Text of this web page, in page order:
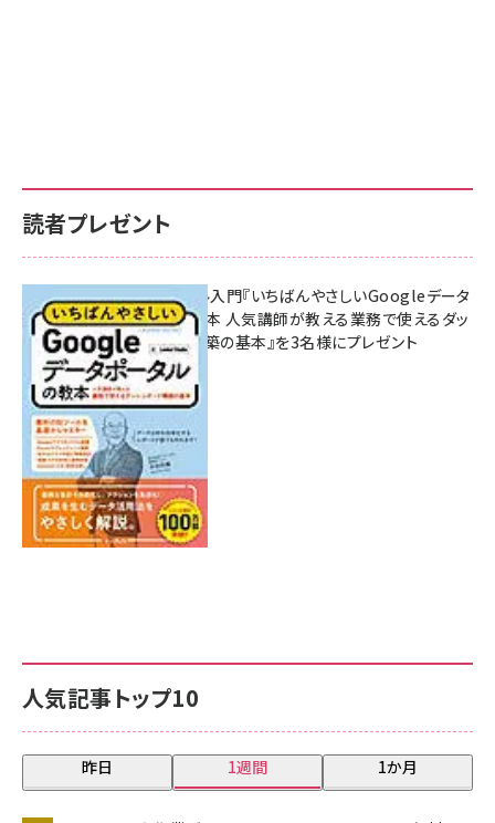
人気記事トップ10
昨日 1週間 1か月
読者プレゼント
無料BIツール入門『いちばんやさしいGoogleデータ
ポータルの教本 人気講師が教える業務で使えるダッ
シュボード構築の基本』を3名様にプレゼント
7月31日 10:00